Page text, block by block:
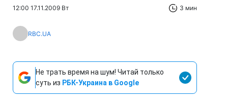
12:00 17.11.2009 Вт 3 мин
RBC.UA
Не трать время на шум! Читай только
суть из РБК-Украина в Google